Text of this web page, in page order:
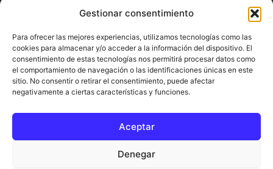
Gestionar consentimiento
Para ofrecer las mejores experiencias, utilizamos tecnologías como las
cookies para almacenar y/o acceder a la información del dispositivo. El
consentimiento de estas tecnologías nos permitirá procesar datos como
el comportamiento de navegación o las identificaciones únicas en este
sitio. No consentir o retirar el consentimiento, puede afectar
negativamente a ciertas características y funciones.
Aceptar
Denegar
Diario Alhaurín (www.alhaurindelatorre.com) Propiedad de
Francisco E. López López | 639 95 71 95 | Noticias de
Alhaurín de la Torre, Málaga y Provincia|
Contáctanos:info@alhaurindelatorre.com
SÍGUENOS